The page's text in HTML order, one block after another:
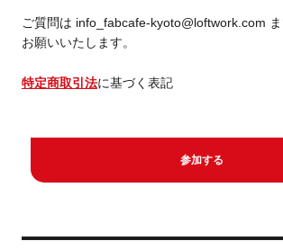
ご質問は info_fabcafe-kyoto@loftwork.com
お願いいたします。
特定商取引法に基づく表記
参加する